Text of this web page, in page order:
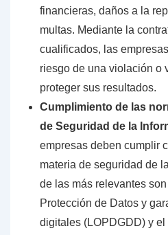
financieras, daños a la
multas. Mediante la
cualificados, las
riesgo de una violación o
proteger sus resultados.
Cumplimiento de las
de Seguridad de la
empresas deben cumplir
materia de seguridad de
de las más relevantes
Protección de Datos y
digitales (LOPDGDD) y